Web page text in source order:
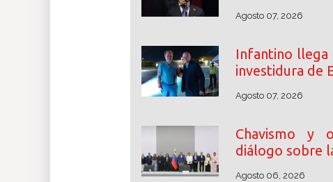
Agosto 07, 2026
Infantino llega
investidura de
Agosto 07, 2026
Chavismo y
diálogo sobre
Agosto 06, 2026